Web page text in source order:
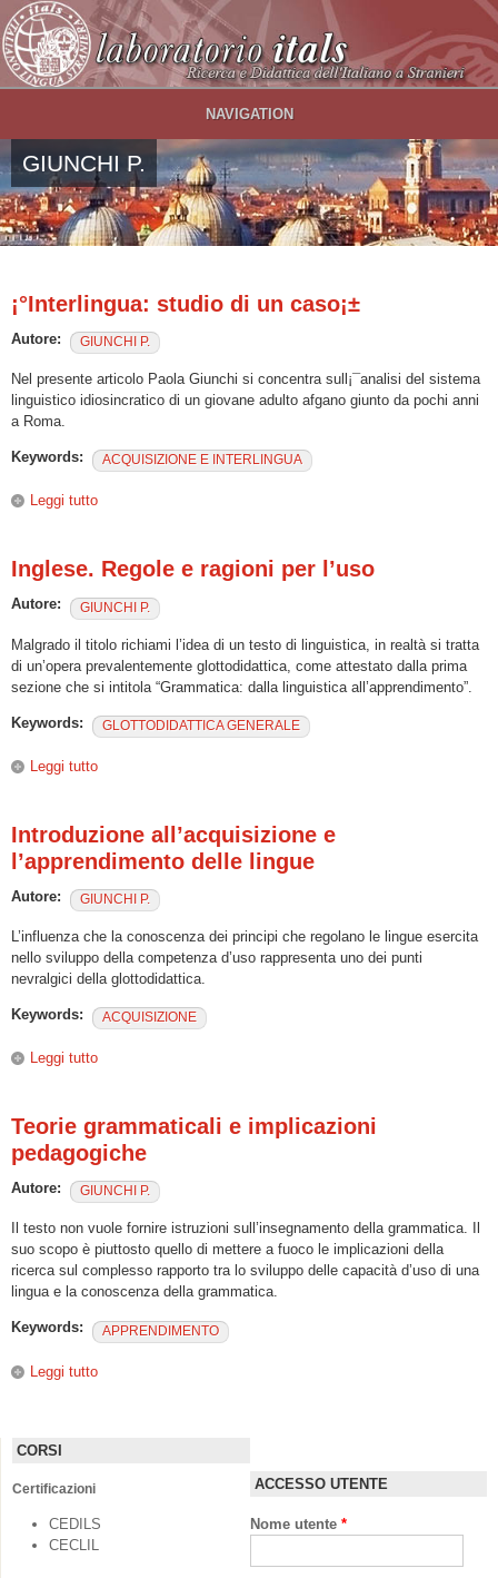
Salta al contenuto principale
NAVIGATION
GIUNCHI P.
¡°Interlingua: studio di un caso¡±
Autore: GIUNCHI P.
Nel presente articolo Paola Giunchi si concentra sull¡¯analisi del sistema
linguistico idiosincratico di un giovane adulto afgano giunto da pochi anni
a Roma.
Keywords: ACQUISIZIONE E INTERLINGUA
Leggi tutto
Inglese. Regole e ragioni per l’uso
Autore: GIUNCHI P.
Malgrado il titolo richiami l’idea di un testo di linguistica, in realtà si tratta
di un’opera prevalentemente glottodidattica, come attestato dalla prima
sezione che si intitola “Grammatica: dalla linguistica all’apprendimento”.
Keywords: GLOTTODIDATTICA GENERALE
Leggi tutto
Introduzione all’acquisizione e
l’apprendimento delle lingue
Autore: GIUNCHI P.
L’influenza che la conoscenza dei principi che regolano le lingue esercita
nello sviluppo della competenza d’uso rappresenta uno dei punti
nevralgici della glottodidattica.
Keywords: ACQUISIZIONE
Leggi tutto
Teorie grammaticali e implicazioni
pedagogiche
Autore: GIUNCHI P.
Il testo non vuole fornire istruzioni sull’insegnamento della grammatica. Il
suo scopo è piuttosto quello di mettere a fuoco le implicazioni della
ricerca sul complesso rapporto tra lo sviluppo delle capacità d’uso di una
lingua e la conoscenza della grammatica.
Keywords: APPRENDIMENTO
Leggi tutto
CORSI
Certificazioni
CEDILS
CECLIL
ACCESSO UTENTE
Nome utente *